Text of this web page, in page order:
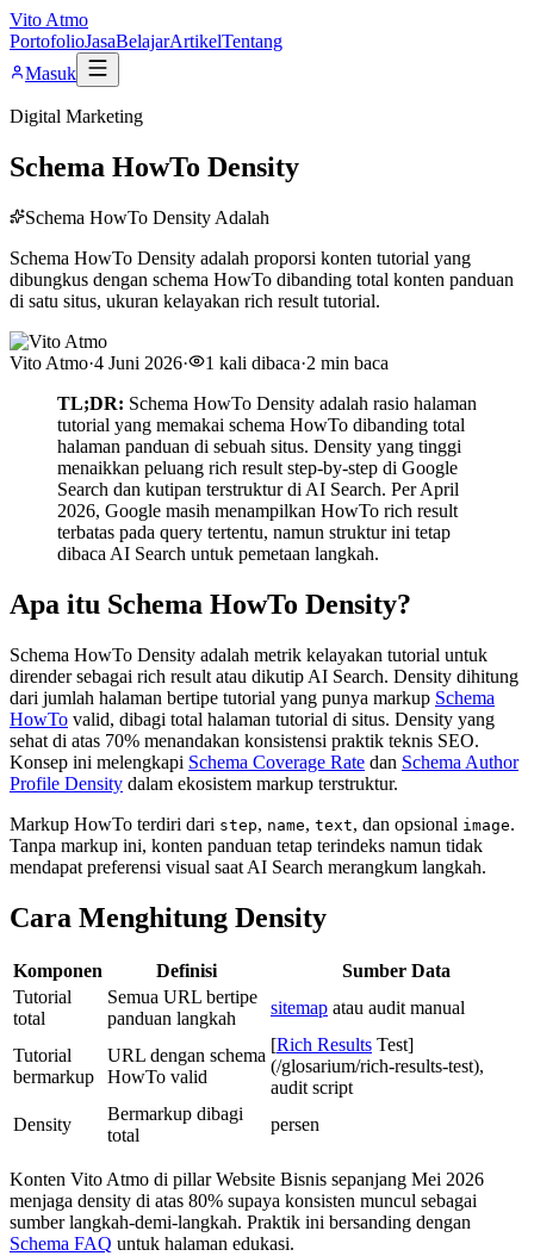
Vito Atmo
PortofolioJasaBelajarArtikelTentang
Masuk
Digital Marketing
Schema HowTo Density
Schema HowTo Density Adalah
Schema HowTo Density adalah proporsi konten tutorial yang
dibungkus dengan schema HowTo dibanding total konten panduan
di satu situs, ukuran kelayakan rich result tutorial.
Vito Atmo·4 Juni 2026· 1 kali dibaca·2 min baca
TL;DR: Schema HowTo Density adalah rasio halaman
tutorial yang memakai schema HowTo dibanding total
halaman panduan di sebuah situs. Density yang tinggi
menaikkan peluang rich result step-by-step di Google
Search dan kutipan terstruktur di AI Search. Per April
2026, Google masih menampilkan HowTo rich result
terbatas pada query tertentu, namun struktur ini tetap
dibaca AI Search untuk pemetaan langkah.
Apa itu Schema HowTo Density?
Schema HowTo Density adalah metrik kelayakan tutorial untuk
dirender sebagai rich result atau dikutip AI Search. Density dihitung
dari jumlah halaman bertipe tutorial yang punya markup Schema
HowTo valid, dibagi total halaman tutorial di situs. Density yang
sehat di atas 70% menandakan konsistensi praktik teknis SEO.
Konsep ini melengkapi Schema Coverage Rate dan Schema Author
Profile Density dalam ekosistem markup terstruktur.
Markup HowTo terdiri dari step, name, text, dan opsional image.
Tanpa markup ini, konten panduan tetap terindeks namun tidak
mendapat preferensi visual saat AI Search merangkum langkah.
Cara Menghitung Density
Komponen Definisi
Sumber Data
Tutorial
total
Semua URL bertipe
panduan langkah
sitemap atau audit manual
Tutorial
bermarkup
URL dengan schema
HowTo valid
[Rich Results Test]
(/glosarium/rich-results-test),
audit script
Density
Bermarkup dibagi
total
persen
Konten Vito Atmo di pillar Website Bisnis sepanjang Mei 2026
menjaga density di atas 80% supaya konsisten muncul sebagai
sumber langkah-demi-langkah. Praktik ini bersanding dengan
Schema FAQ untuk halaman edukasi.